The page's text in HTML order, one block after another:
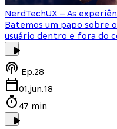
NerdTechUX – As
Batemos um papo sobre
usuário dentro e fora do
Ep.28
01.jun.18
47 min